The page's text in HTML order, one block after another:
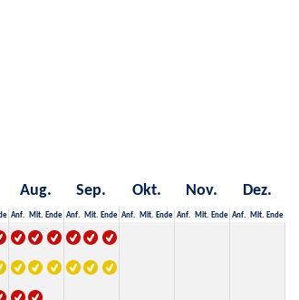
Aug. Sep. Okt. Nov. Dez.
Anf. Mit. Ende Anf. Mit. Ende Anf. Mit. Ende Anf. Mit. Ende Anf. Mit. Ende